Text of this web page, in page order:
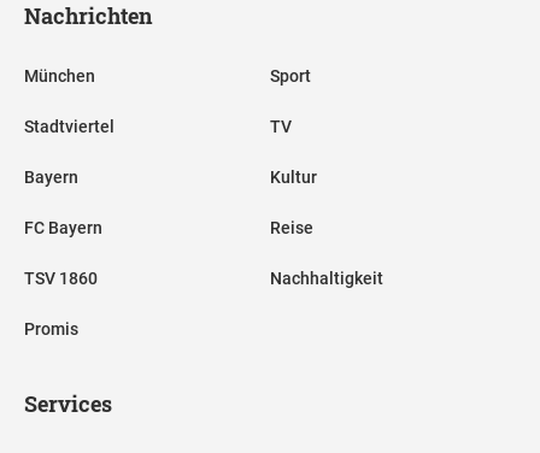
Nachrichten
München
Stadtviertel
Bayern
FC Bayern
TSV 1860
Promis
Sport
TV
Kultur
Reise
Nachhaltigkeit
Services